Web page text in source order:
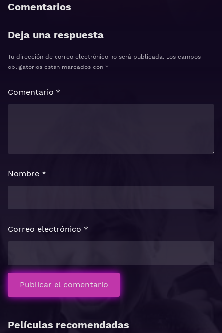
Comentarios
Deja una respuesta
Tu dirección de correo electrónico no será publicada. Los campos
obligatorios están marcados con *
Comentario *
Nombre *
Correo electrónico *
Películas recomendadas